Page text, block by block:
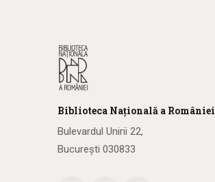
Biblioteca Națională a României
Bulevardul Unirii 22,
București 030833